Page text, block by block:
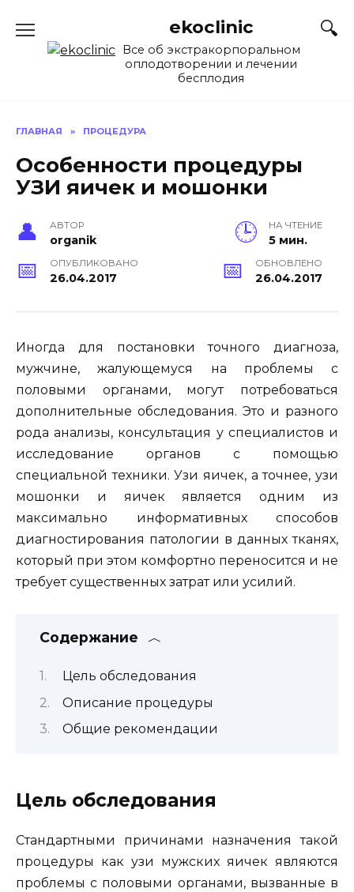
содержанию
ekoclinic
Все об экстракорпоральном
оплодотворении и лечении
бесплодия
ГЛАВНАЯ » ПРОЦЕДУРА
Особенности процедуры
УЗИ яичек и мошонки
АВТОР
organik
НА ЧТЕНИЕ
5 мин.
ОПУБЛИКОВАНО
26.04.2017
ОБНОВЛЕНО
26.04.2017
Иногда для постановки точного диагноза,
мужчине, жалующемуся на проблемы с
половыми органами, могут потребоваться
дополнительные обследования. Это и разного
рода анализы, консультация у специалистов и
исследование органов с помощью
специальной техники. Узи яичек, а точнее, узи
мошонки и яичек является одним из
максимально информативных способов
диагностирования патологии в данных тканях,
который при этом комфортно переносится и не
требует существенных затрат или усилий.
Содержание
Цель обследования
Описание процедуры
Общие рекомендации
Цель обследования
Стандартными причинами назначения такой
процедуры как узи мужских яичек являются
проблемы с половыми органами, вызванные в